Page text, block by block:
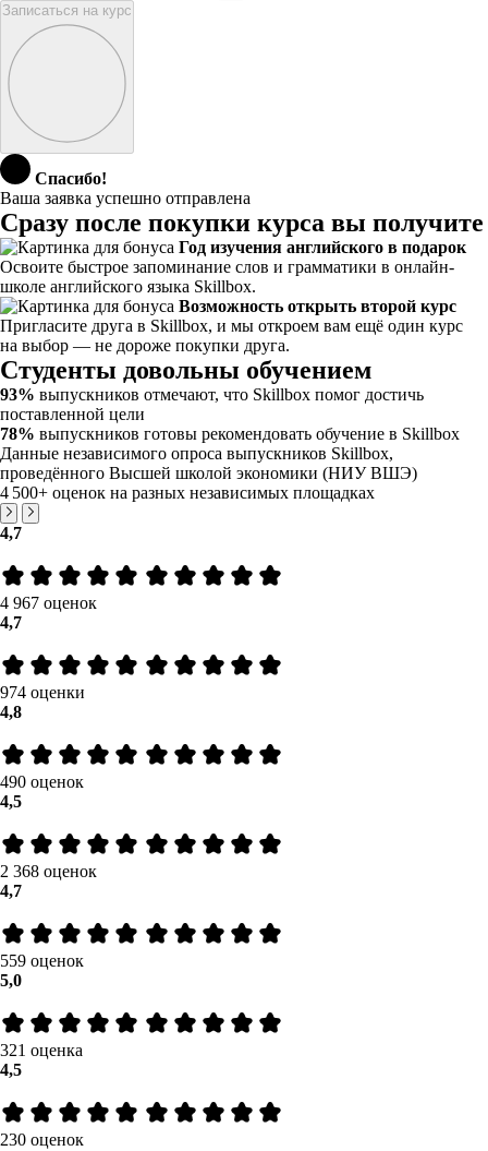
Записаться на курс
Спасибо!
Ваша заявка успешно отправлена
Сразу после покупки курса вы получите
Год изучения английского в подарок
Освоите быстрое запоминание слов и грамматики в онлайн-
школе английского языка Skillbox.
Возможность открыть второй курс
Пригласите друга в Skillbox, и мы откроем вам ещё один курс
на выбор — не дороже покупки друга.
Студенты довольны обучением
93% выпускников отмечают, что Skillbox помог достичь
поставленной цели
78% выпускников готовы рекомендовать обучение в Skillbox
Данные независимого опроса выпускников Skillbox,
проведённого Высшей школой экономики (НИУ ВШЭ)
4 500+ оценок на разных независимых площадках
4,7
4 967 оценок
4,7
974 оценки
4,8
490 оценок
4,5
2 368 оценок
4,7
559 оценок
5,0
321 оценка
4,5
230 оценок